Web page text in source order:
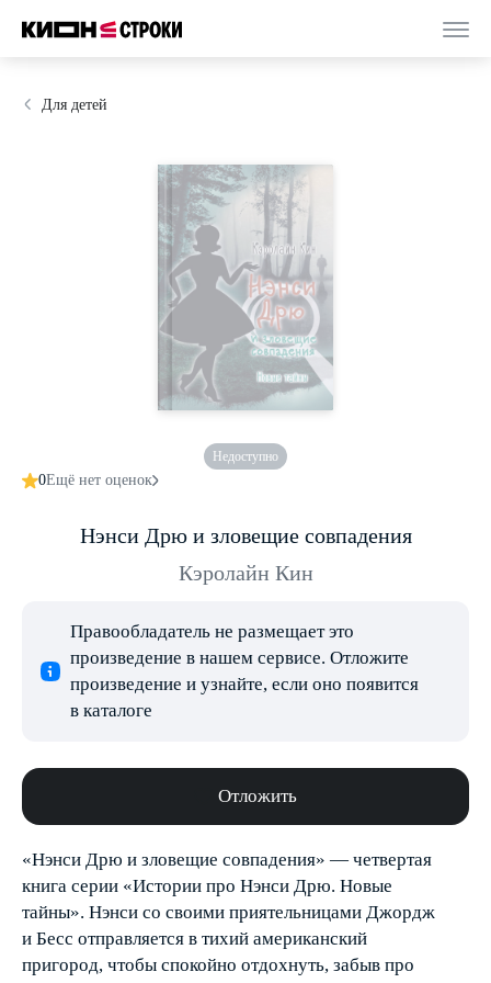
Для детей
Недоступно
0Ещё нет оценок
Нэнси Дрю и зловещие совпадения
Кэролайн Кин
Правообладатель не размещает это
произведение в нашем сервисе. Отложите
произведение и узнайте, если оно появится
в каталоге
Отложить
«Нэнси Дрю и зловещие совпадения» — четвертая
книга серии «Истории про Нэнси Дрю. Новые
тайны». Нэнси со своими приятельницами Джордж
и Бесс отправляется в тихий американский
пригород, чтобы спокойно отдохнуть, забыв про